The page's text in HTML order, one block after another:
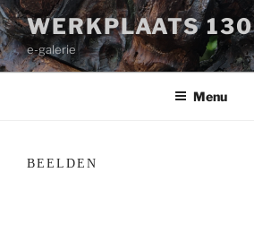
Ga
naar
de
inhoud
WERKPLAATS 130
e-galerie
Menu
BEELDEN